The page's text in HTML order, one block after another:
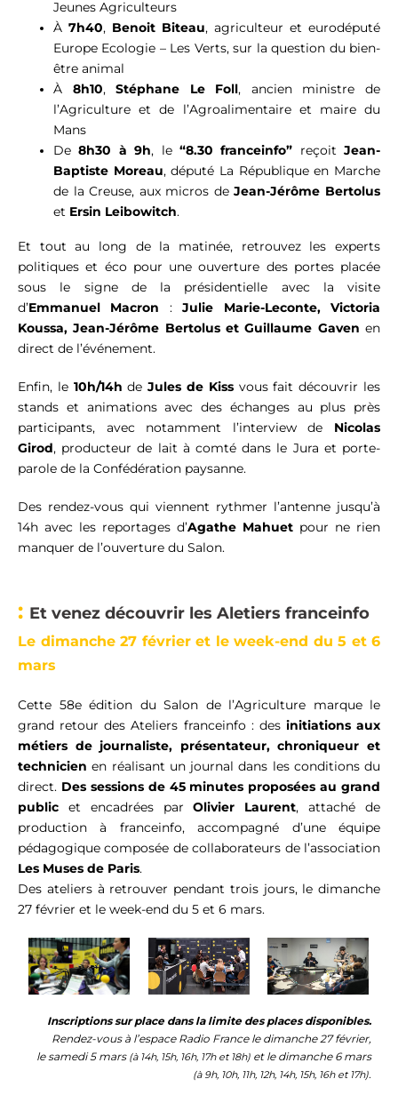
Jeunes Agriculteurs
À 7h40, Benoit Biteau, agriculteur et eurodéputé
Europe Ecologie – Les Verts, sur la question du bien-
être animal
À 8h10, Stéphane Le Foll, ancien ministre de
l’Agriculture et de l’Agroalimentaire et maire du
Mans
De8h30 à 9h, le “8.30franceinfo” reçoit Jean-
Baptiste Moreau, député La République en Marche
de la Creuse, aux micros deJean-Jérôme Bertolus
et Ersin Leibowitch.
Et tout au long de la matinée, retrouvez les experts
politiques et éco pour une ouverture des portes placée
sous le signe de la présidentielle avec la visite
d’Emmanuel Macron :Julie Marie-Leconte,Victoria
Koussa, Jean-Jérôme Bertolus etGuillaume Gaven en
direct de l’événement.
Enfin, le 10h/14h de Jules de Kissvous fait découvrir les
stands et animations avec des échanges au plus près
participants, avec notamment l’interview de Nicolas
Girod, producteur de lait à comté dans le Jura et porte-
parole de la Confédération paysanne.
Des rendez-vous qui viennent rythmer l’antenne jusqu’à
14h avec les reportages d’Agathe Mahuet pour ne rien
manquer de l’ouverture du Salon.
: Et venez découvrir les Aletiers franceinfo
Le dimanche 27 février et le week-end du 5 et 6
mars
Cette 58e édition du Salon de l’Agriculture marque le
grand retour des Ateliers franceinfo : des initiations aux
métiers de journaliste, présentateur, chroniqueur et
technicien en réalisant un journal dans les conditions du
direct. Des sessions de 45 minutes proposées au grand
public
et encadrées parOlivier Laurent, attaché de
production à franceinfo, accompagné d’une équipe
pédagogique composée de collaborateurs de l’association
Les Muses de Paris.
Des ateliers à retrouver pendant trois jours, le dimanche
27 février et le week-end du 5 et 6 mars.
Inscriptions sur place dans la limite des places disponibles.
Rendez-vous à l’espace Radio France le dimanche 27 février,
lesamedi 5 mars (à 14h, 15h, 16h, 17h et 18h) etle dimanche 6 mars
(à 9h, 10h, 11h, 12h, 14h, 15h, 16h et 17h).